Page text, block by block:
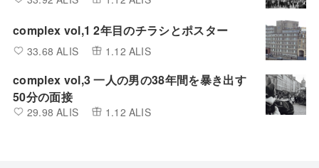
complex vol,1 2年目のチラシとポスター
33.68 ALIS 1.12 ALIS
complex vol,3 一人の男の38年間を暴き出す
50分の面接
29.98 ALIS 1.12 ALIS